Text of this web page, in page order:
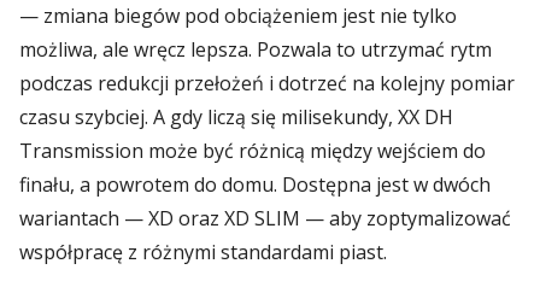
— zmiana biegów pod obciążeniem jest nie tylko
możliwa, ale wręcz lepsza. Pozwala to utrzymać rytm
podczas redukcji przełożeń i dotrzeć na kolejny pomiar
czasu szybciej. A gdy liczą się milisekundy, XX DH
Transmission może być różnicą między wejściem do
finału, a powrotem do domu. Dostępna jest w dwóch
wariantach — XD oraz XD SLIM — aby zoptymalizować
współpracę z różnymi standardami piast.